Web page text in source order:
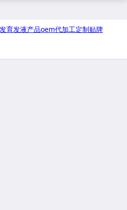
育发液产品oem代加工定制贴牌